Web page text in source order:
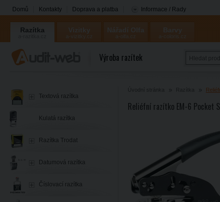
Domů Kontakty Doprava a platba Informace / Rady
Razítka
Coloris
Výroba razítek
Reliéfní razítko EM-6 Pocket
Textová razítka
Kulatá razítka
Razítka Trodat
Datumová razítka
Číslovací razítka